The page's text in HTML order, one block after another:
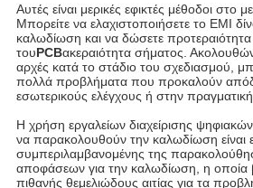
Αυτές είναι μερικές εφικτές μέθοδοι στο
Μπορείτε να ελαχιστοποιήσετε το EMI
καλωδίωση και να δώσετε
τουPCBακεραιότητα σήματος.
αρχές κατά το στάδιο του σχεδιασμού,
πολλά προβλήματα που προκαλούν
εσωτερικούς ελέγχους ή στην
Η χρήση εργαλείων διαχείρισης
να παρακολουθούν την καλωδίωση είναι
συμπεριλαμβανομένης της
αποφάσεων για την καλωδίωση, η οποία
πιθανής θεμελιώδους αιτίας για τα